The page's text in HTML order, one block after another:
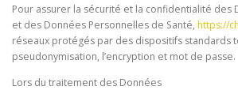
Pour assurer la sécurité et la confidentialité des
et des Données Personnelles de Santé, https://
réseaux protégés par des dispositifs standards
pseudonymisation, l’encryption et mot de passe.
Lors du traitement des Données